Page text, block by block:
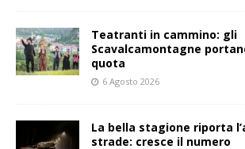
Teatranti in cammino: gli
Scavalcamontagne
quota
6 Agosto 2026
La bella stagione riporta
strade: cresce il numero